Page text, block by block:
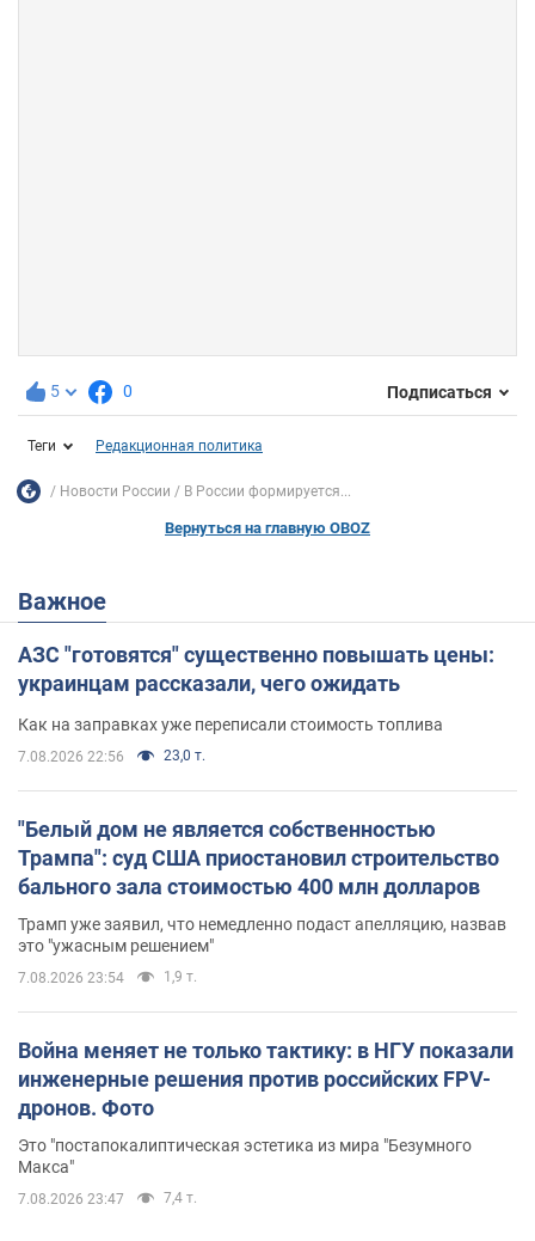
5 0 Подписаться
Теги Редакционная политика
Новости России В России формируется...
Вернуться на главную OBOZ
Важное
АЗС "готовятся" существенно повышать цены:
украинцам рассказали, чего ожидать
Как на заправках уже переписали стоимость топлива
7.08.2026 22:56 23,0 т.
"Белый дом не является собственностью
Трампа": суд США приостановил строительство
бального зала стоимостью 400 млн долларов
Трамп уже заявил, что немедленно подаст апелляцию, назвав
это "ужасным решением"
7.08.2026 23:54 1,9 т.
Война меняет не только тактику: в НГУ показали
инженерные решения против российских FPV-
дронов. Фото
Это "постапокалиптическая эстетика из мира "Безумного
Макса"
7.08.2026 23:47 7,4 т.